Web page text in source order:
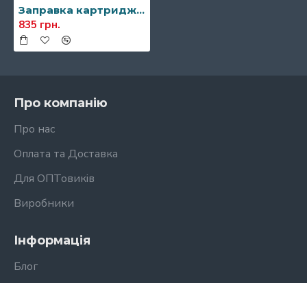
Заправка картриджа Kyocera TK-1170
835 грн.
Про компанію
Про нас
Оплата та Доставка
Для ОПТовиків
Виробники
Інформація
Блог